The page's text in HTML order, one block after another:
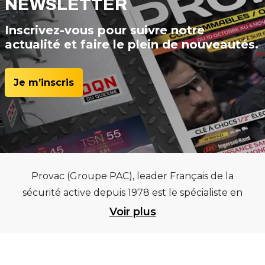
NEWSLETTER
Inscrivez-vous pour suivre notre
actualité et faire le plein de nouveautés.
Je m’inscris
Provac (Groupe PAC), leader Français de la
sécurité active depuis 1978 est le spécialiste en
équipements pour garages et centres
Voir plus